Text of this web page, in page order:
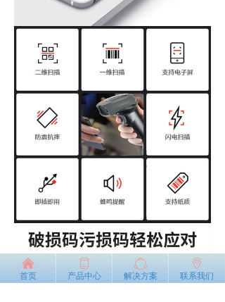
낀
首页
ꀆ
产品中心
ꁢ
解决方案
ꄹ
联系我们